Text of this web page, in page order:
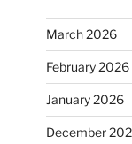
March 2026
February 2026
January 2026
December